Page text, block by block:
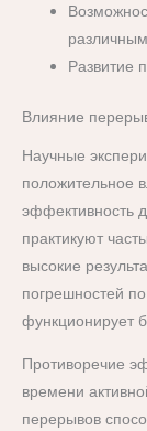
Развитие
Влияние
Научные
положительное
эффективность
практикуют
высокие
погрешностей
функционирует
Противоречие
времени
перерывов